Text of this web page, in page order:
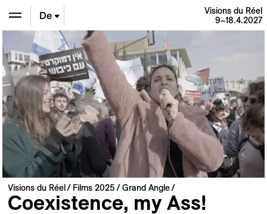
En
De
Fr
Visions du Réel
9–18.4.2027
Visions du Réel Films 2025 Grand Angle
Coexistence, my Ass!